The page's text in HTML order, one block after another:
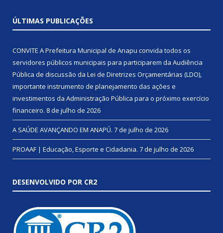
ÚLTIMAS PUBLICAÇÕES
CONVITE A Prefeitura Municipal de Anapu convida todos os
servidores públicos municipais para participarem da Audiência
Pública de discussão da Lei de Diretrizes Orçamentárias (LDO),
importante instrumento de planejamento das ações e
investimentos da Administração Pública para o próximo exercício
financeiro. 8 de julho de 2026
A SAÚDE AVANÇANDO EM ANAPÚ. 7 de julho de 2026
PROAAF | Educação, Esporte e Cidadania. 7 de julho de 2026
DESENVOLVIDO POR CR2